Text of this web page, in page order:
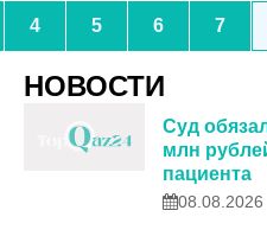
4 5 6 7
НОВОСТИ
Суд
млн
пациента
08.08.2026